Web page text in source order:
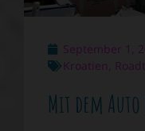
September 1,
Kroatien,
Mit dem